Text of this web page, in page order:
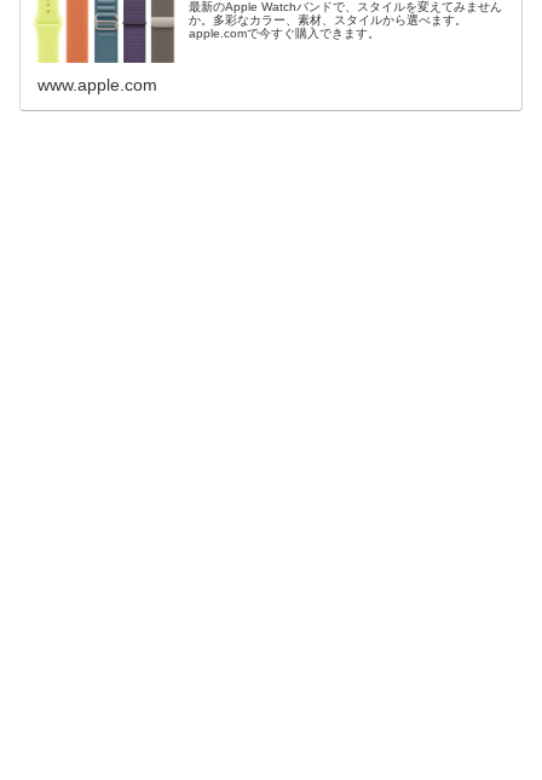
最新のApple Watchバンドで、スタイルを変えてみません
か。多彩なカラー、素材、スタイルから選べます。
apple.comで今すぐ購入できます。
www.apple.com